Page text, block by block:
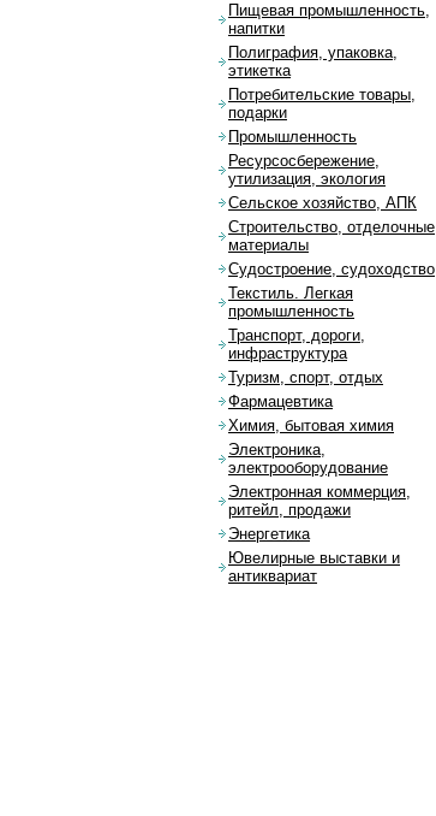
Пищевая промышленность,
напитки
Полиграфия, упаковка,
этикетка
Потребительские товары,
подарки
Промышленность
Ресурсосбережение,
утилизация, экология
Сельское хозяйство, АПК
Строительство, отделочные
материалы
Судостроение, судоходство
Текстиль. Легкая
промышленность
Транспорт, дороги,
инфраструктура
Туризм, спорт, отдых
Фармацевтика
Химия, бытовая химия
Электроника,
электрооборудование
Электронная коммерция,
ритейл, продажи
Энергетика
Ювелирные выставки и
антиквариат